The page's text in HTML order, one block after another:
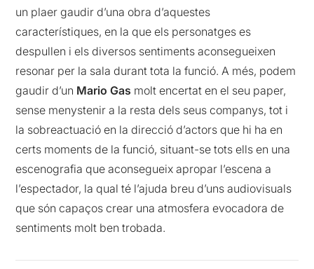
un plaer gaudir d’una obra d’aquestes
característiques, en la que els personatges es
despullen i els diversos sentiments aconsegueixen
resonar per la sala durant tota la funció. A més, podem
gaudir d’un Mario Gas molt encertat en el seu paper,
sense menystenir a la resta dels seus companys, tot i
la sobreactuació en la direcció d’actors que hi ha en
certs moments de la funció, situant-se tots ells en una
escenografia que aconsegueix apropar l’escena a
l’espectador, la qual té l’ajuda breu d’uns audiovisuals
que són capaços crear una atmosfera evocadora de
sentiments molt ben trobada.